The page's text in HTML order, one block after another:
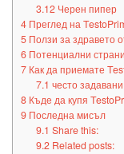
3.12Черен пипер
4 Преглед на
5 Ползи за здравето
6 Потенциални
7 Как да приемате
7.1 често
8 Къде да купя
9 Последна мисъл
9.1 Share this:
9.2Related posts: